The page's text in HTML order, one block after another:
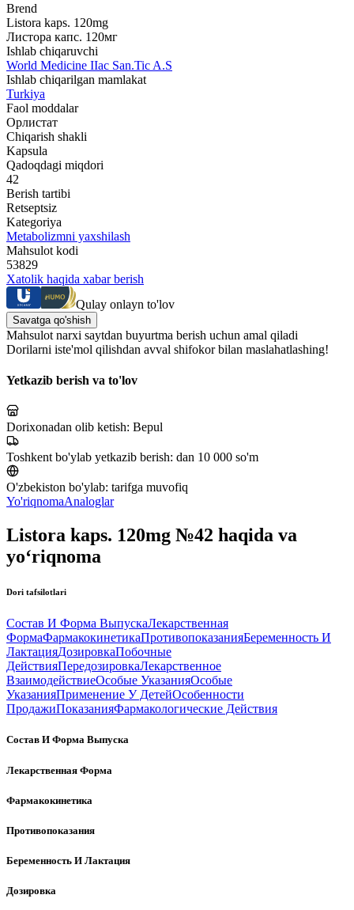
Brend
Listora kaps. 120mg
Листора капс. 120мг
Ishlab chiqaruvchi
World Мedicine IIac San.Tic A.S
Ishlab chiqarilgan mamlakat
Turkiya
Faol moddalar
Орлистат
Chiqarish shakli
Kapsula
Qadoqdagi miqdori
42
Berish tartibi
Retseptsiz
Kategoriya
Metabolizmni yaxshilash
Mahsulot kodi
53829
Xatolik haqida xabar berish
Qulay onlayn to'lov
Savatga qo'shish
Mahsulot narxi saytdan buyurtma berish uchun amal qiladi
Dorilarni iste'mol qilishdan avval shifokor bilan maslahatlashing!
Yetkazib berish va to'lov
Dorixonadan olib ketish: Bepul
Toshkent bo'ylab yetkazib berish: dan 10 000 so'm
O'zbekiston bo'ylab: tarifga muvofiq
Yo'riqnomaAnaloglar
Listora kaps. 120mg №42 haqida va
yo‘riqnoma
Dori tafsilotlari
Состав И Форма ВыпускаЛекарственная
ФормаФармакокинетикаПротивопоказанияБеременность И
ЛактацияДозировкаПобочные
ДействияПередозировкаЛекарственное
ВзаимодействиеОсобые УказанияОсобые
УказанияПрименение У ДетейОсобенности
ПродажиПоказанияФармакологические Действия
Состав И Форма Выпуска
Лекарственная Форма
Фармакокинетика
Противопоказания
Беременность И Лактация
Дозировка